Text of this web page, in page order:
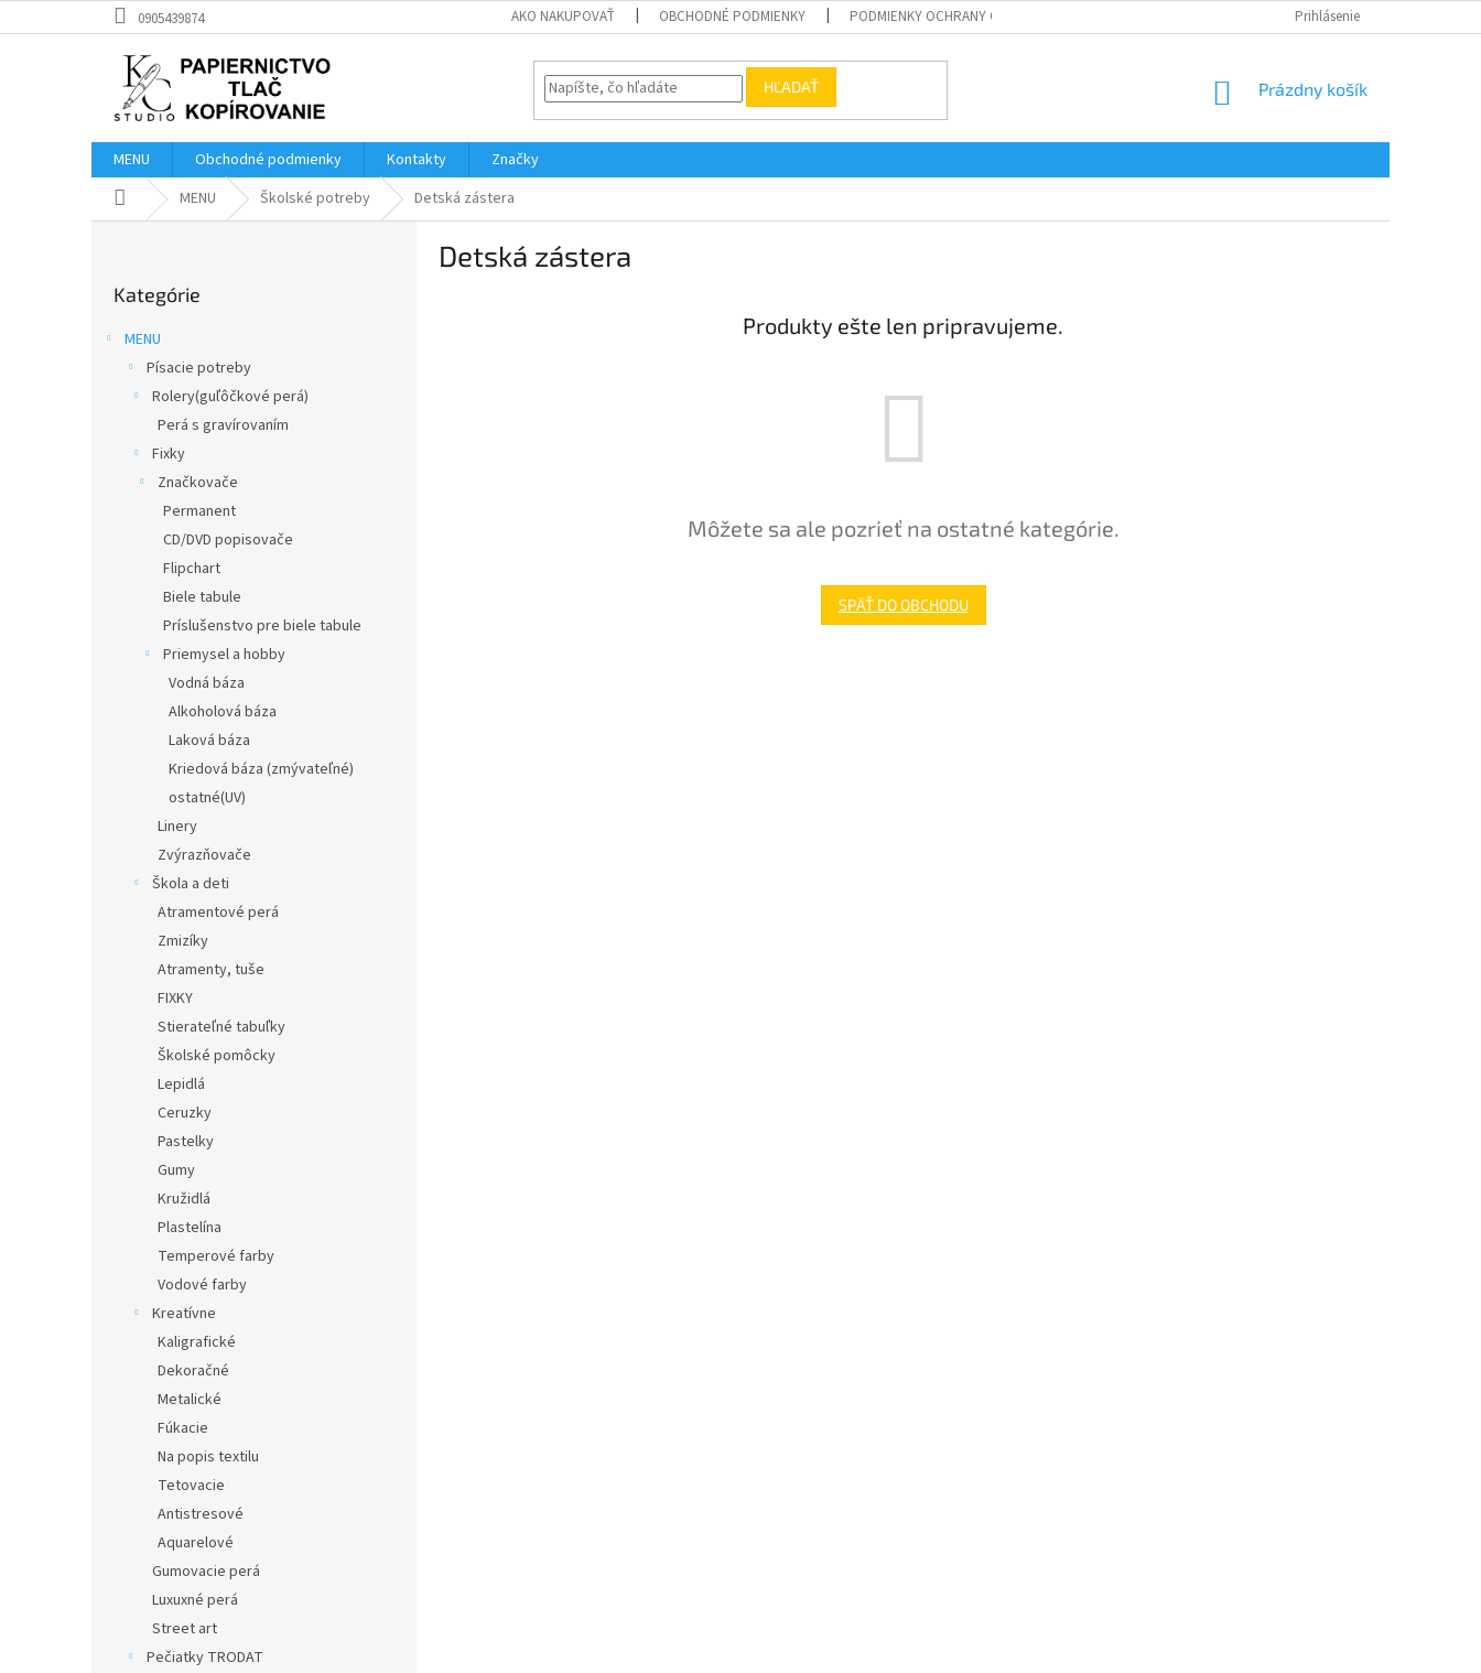
na
0905439874 AKO NAKUPOVAŤ OBCHODNÉ PODMIENKY PODMIENKY OCHRANY OSOBNÝCH ÚDAJOV Prihlásenie
HĽADAŤ
NÁKUPNÝ
Prázdny košík
MENU Obchodné podmienky Kontakty
Značky
DomovMENU Školské potreby Detská zástera
kategórie
Kategórie
MENU
Písacie potreby
Rolery(guľôčkové perá)
Perá s gravírovaním
Fixky
Značkovače
Permanent
CD/DVD popisovače
Flipchart
Biele tabule
Príslušenstvo pre biele tabule
Priemysel a hobby
Vodná báza
Alkoholová báza
Laková báza
Kriedová báza (zmývateľné)
ostatné(UV)
Linery
Zvýrazňovače
Škola a deti
Atramentové perá
Zmizíky
Atramenty, tuše
FIXKY
Stierateľné tabuľky
Školské pomôcky
Lepidlá
Ceruzky
Pastelky
Gumy
Kružidlá
Plastelína
Temperové farby
Vodové farby
Kreatívne
Kaligrafické
Dekoračné
Metalické
Fúkacie
Na popis textilu
Tetovacie
Antistresové
Aquarelové
Gumovacie perá
Luxuxné perá
Street art
Pečiatky TRODAT
Detská zástera
Produkty ešte len pripravujeme.
Môžete sa ale pozrieť na ostatné kategórie.
SPÄŤ DO OBCHODU